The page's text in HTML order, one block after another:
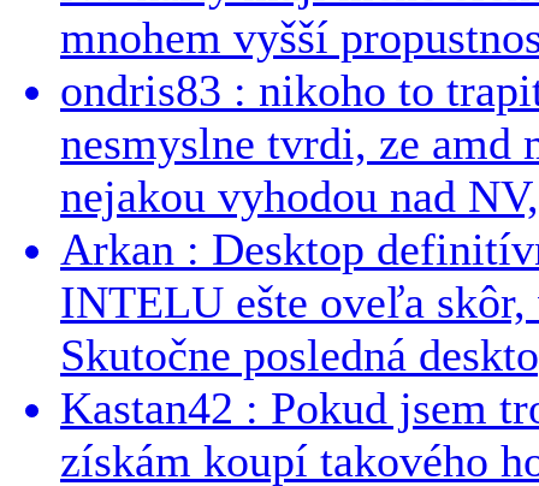
mnohem vyšší
ondris83 : nikoho to
nesmyslne tvrdi, ze
nejakou vyhodou nad
Arkan : Desktop
INTELU ešte oveľa
Skutočne posledná
Kastan42 : Pokud jsem
získám koupí takového